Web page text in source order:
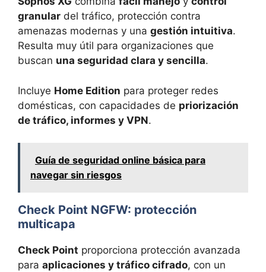
granular del tráfico, protección contra
amenazas modernas y una gestión intuitiva.
Resulta muy útil para organizaciones que
buscan una seguridad clara y sencilla.
Incluye Home Edition para proteger redes
domésticas, con capacidades de priorización
de tráfico, informes y VPN.
Guía de seguridad online básica para
navegar sin riesgos
Check Point NGFW: protección
multicapa
Check Point proporciona protección avanzada
para aplicaciones y tráfico cifrado, con un